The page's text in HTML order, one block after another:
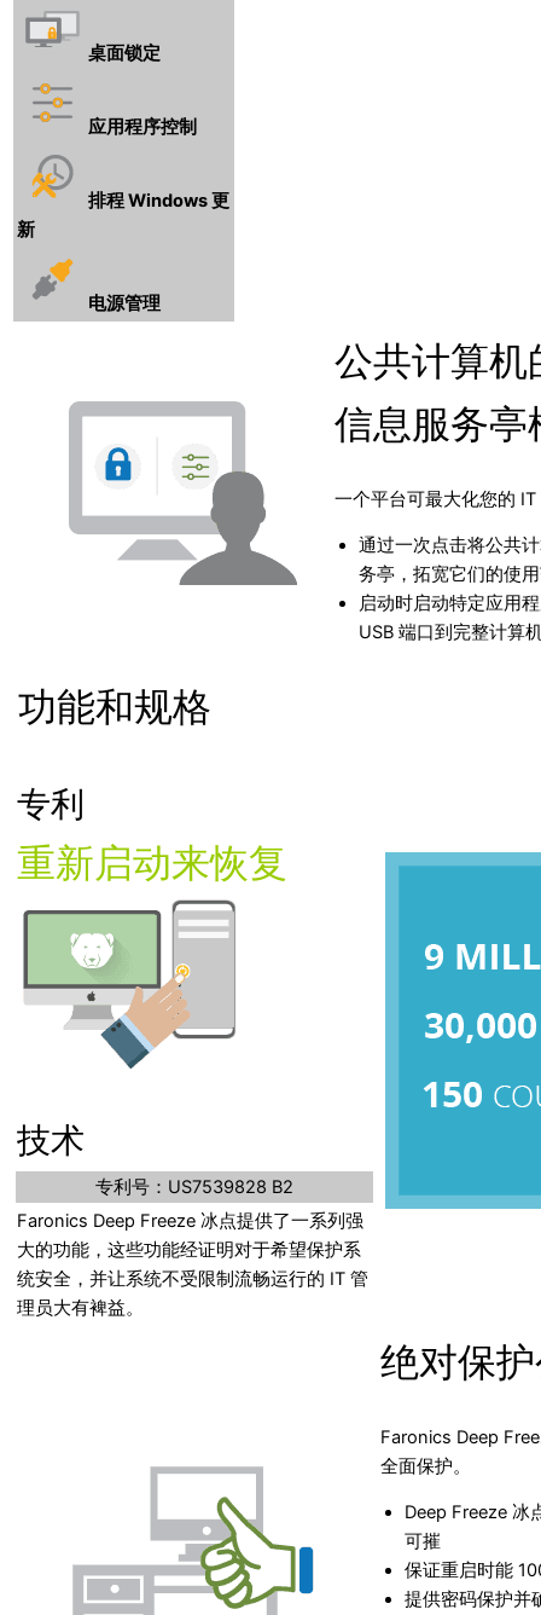
桌面锁定
应用程序控制
排程 Windows 更
新
电源管理
公共计算机
信息服务亭
一个平台可最大化您的 IT
通过一次点击将公共
务亭，拓宽它们的使
启动时启动特定应用
USB 端口到完整计算
功能和规格
专利
重新启动来恢复
技术
专利号：US7539828 B2
Faronics Deep Freeze 冰点提供了一系列强
大的功能，这些功能经证明对于希望保护系
统安全，并让系统不受限制流畅运行的 IT 管
理员大有裨益。
绝对保
Faronics Deep
全面保护。
Deep Freeze 冰
可摧
保证重启时能
提供密码保护并